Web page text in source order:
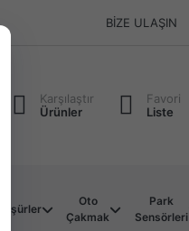
BIZE ULAŞIN
Karşılaştır
Ürünler
Favori
Liste
Müşürler
Oto
Çakmak
Park
Sensörleri